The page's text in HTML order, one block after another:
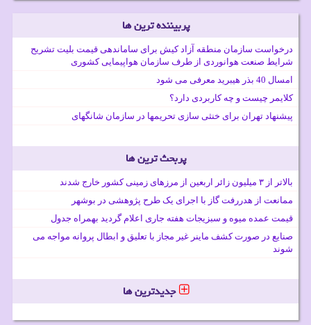
پربیننده ترین ها
درخواست سازمان منطقه آزاد کیش برای ساماندهی قیمت بلیت تشریح
شرایط صنعت هوانوردی از طرف سازمان هواپیمایی کشوری
امسال 40 بذر هیبرید معرفی می شود
کلایمر چیست و چه کاربردی دارد؟
پیشنهاد تهران برای خنثی سازی تحریمها در سازمان شانگهای
پربحث ترین ها
بالاتر از ۳ میلیون زائر اربعین از مرزهای زمینی کشور خارج شدند
ممانعت از هدررفت گاز با اجرای یک طرح پژوهشی در بوشهر
قیمت عمده میوه و سبزیجات هفته جاری اعلام گردید بهمراه جدول
صنایع در صورت کشف ماینر غیر مجاز با تعلیق و ابطال پروانه مواجه می
شوند
جدیدترین ها